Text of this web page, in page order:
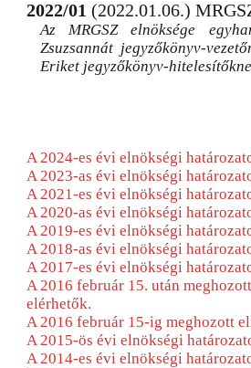
2022/01 (2022.01.06.)
Az MRGSZ elnöksége
Zsuzsannát jegyzőkönyv-
Eriket jegyzőkönyv-
A 2024-es évi elnökségi
A 2023-as évi elnökségi
A 2021-es évi elnökségi
A 2020-as évi elnökségi
A 2019-es évi elnökségi
A 2018-as évi elnökségi
A 2017-es évi elnökségi
A 2016 február 15. után
elérhetők.
A 2016 február 15-ig meghozott
A 2015-ös évi elnökségi
A 2014-es évi elnökségi